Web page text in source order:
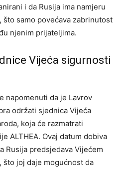
i da Rusija ima namjeru
samo povećava zabrinutost
njenim prijateljima.
Vijeća sigurnosti
napomenuti da je Lavrov
održati sjednica Vijeća
koja će razmatrati
ALTHEA. Ovaj datum dobiva
Rusija predsjedava Vijećem
joj daje mogućnost da